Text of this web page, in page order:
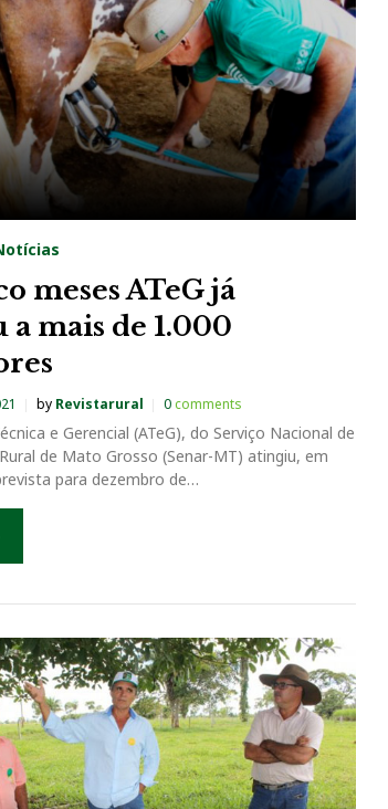
meses ATeG já
a mais de 1.000
by Revistarural 0comments
e Gerencial (ATeG), do Serviço Nacional de
de Mato Grosso (Senar-MT) atingiu, em
para dezembro de…